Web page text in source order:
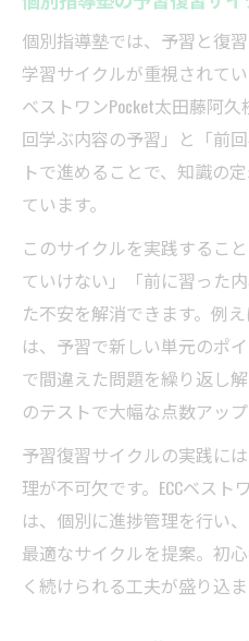
個別指導塾では、予習と復
学習サイクルが重視されて
ベストワンPocket太田藤阿
回学ぶ内容の予習」と「前
トで進めることで、知識の
ています。
このサイクルを実践するこ
ていけない」「前に習った
た不安を解消できます。例
は、予習で新しい単元のポ
で間違えた問題を繰り返し
のテストで大幅な点数アッ
予習復習サイクルの実践に
理が不可欠です。ECCベスト
は、個別に進捗管理を行い
最適なサイクルを提案。初
く続けられる工夫が盛り込ま